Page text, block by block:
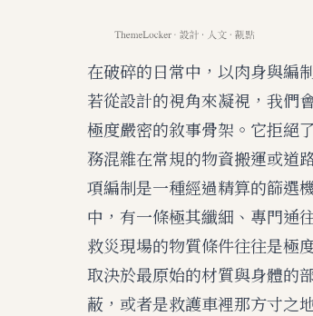
在破碎的日常中，以肉身與編
若從設計的視角來凝視，我們
極度嚴密的敘事骨架。它拒絕
務混雜在常規的物資搬運或道
項編制是一種經過精算的篩選
中，有一條極其纖細、專門通
救災現場的物質條件往往是極
取決於最原始的材質與身體的
蔽，或者是救護車裡那方寸之